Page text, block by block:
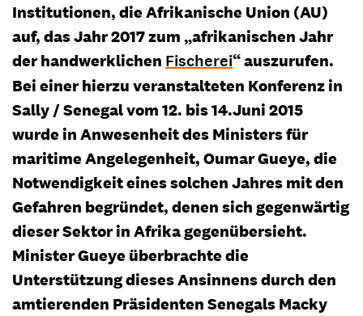
Institutionen, die Afrikanische Union (AU)
auf, das Jahr 2017 zum „afrikanischen Jahr
der handwerklichen Fischerei“ auszurufen.
Bei einer hierzu veranstalteten Konferenz in
Sally / Senegal vom 12. bis 14.Juni 2015
wurde in Anwesenheit des Ministers für
maritime Angelegenheit, Oumar Gueye, die
Notwendigkeit eines solchen Jahres mit den
Gefahren begründet, denen sich gegenwärtig
dieser Sektor in Afrika gegenübersieht.
Minister Gueye überbrachte die
Unterstützung dieses Ansinnens durch den
amtierenden Präsidenten Senegals Macky